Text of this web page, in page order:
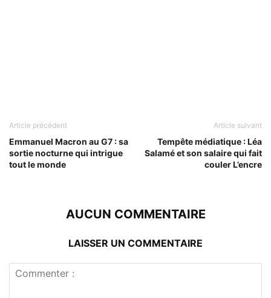
Article précédent
Emmanuel Macron au G7 : sa
sortie nocturne qui intrigue
tout le monde
Article suivant
Tempête médiatique : Léa
Salamé et son salaire qui fait
couler L’encre
AUCUN COMMENTAIRE
LAISSER UN COMMENTAIRE